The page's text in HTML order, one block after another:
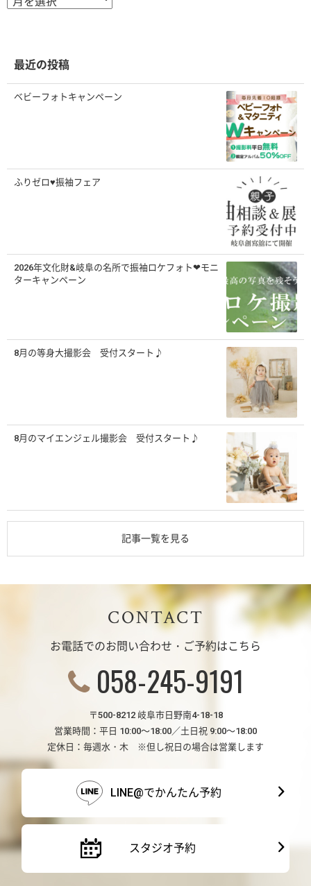
ー
最近の投稿
ベビーフォトキャンペーン
ふりゼロ♥振袖フェア
2026年文化財&岐阜の名所で振袖ロケフォト❤モニ
ターキャンペーン
8月の等身大撮影会 受付スタート♪
8月のマイエンジェル撮影会 受付スタート♪
記事一覧を見る
CONTACT
お電話でのお問い合わせ・ご予約はこちら
058-245-9191
〒500-8212 岐阜市日野南4-18-18
営業時間：平日 10:00～18:00／土日祝 9:00～18:00
定休日：毎週水・木 ※但し祝日の場合は営業します
LINE@でかんたん予約
スタジオ予約